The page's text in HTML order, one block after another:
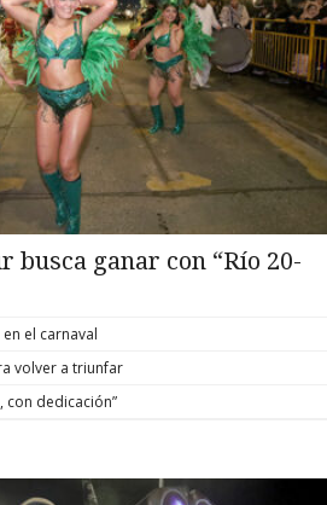
busca ganar con “Río 20-
el carnaval
volver a triunfar
con dedicación”